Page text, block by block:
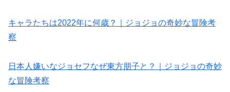
キャラたちは2022年に何歳？｜ジョジョの奇妙な冒険考
察
日本人嫌いなジョセフなぜ東方朋子と？｜ジョジョの奇妙
な冒険考察